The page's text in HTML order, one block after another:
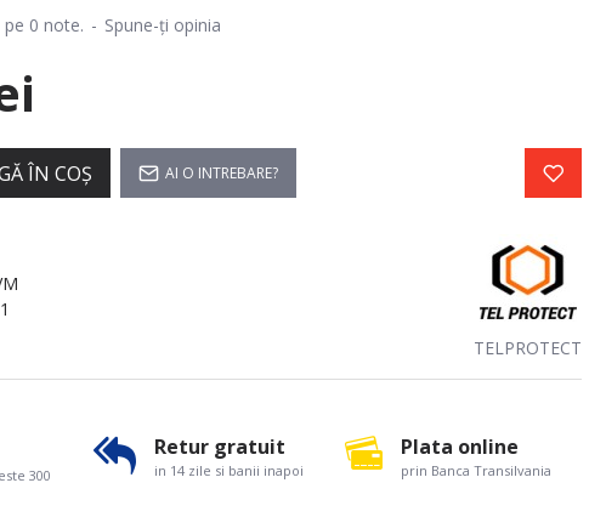
TELPROTECT
0 note. - Spune-ţi opinia
ÎN COŞ AI O INTREBARE?
300
Retur gratuit
in 14 zile si banii inapoi
Plata online
prin Banca Transilvania